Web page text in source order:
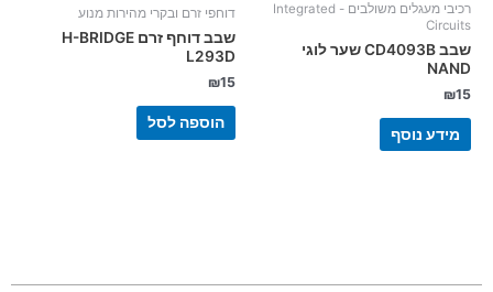
רכיבי מעגלים משולבים - Integrated
Circuits
שבב CD4093B שער לוגי
NAND
₪15
מידע נוסף
דוחפי זרם ובקרי מהירות מנוע
שבב דוחף זרם H-BRIDGE
L293D
₪15
הוספה לסל